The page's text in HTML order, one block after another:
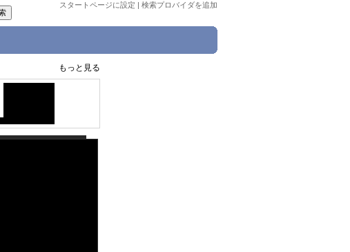
スタートページに設定 | 検索プロバイダを追加
もっと見る